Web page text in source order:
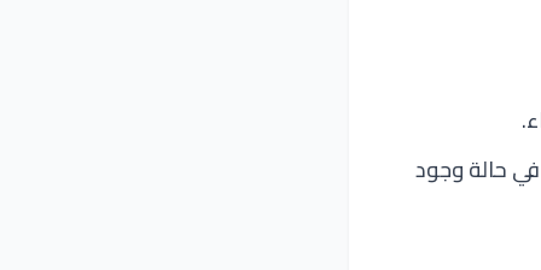
حالة وجود